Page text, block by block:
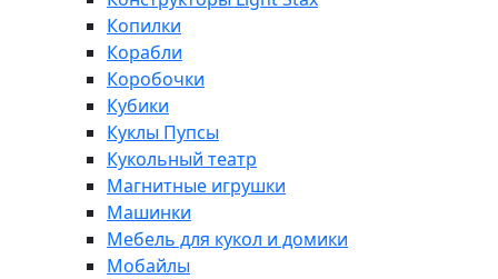
Копилки
Корабли
Коробочки
Кубики
Куклы Пупсы
Кукольный театр
Магнитные игрушки
Машинки
Мебель для кукол и домики
Мобайлы